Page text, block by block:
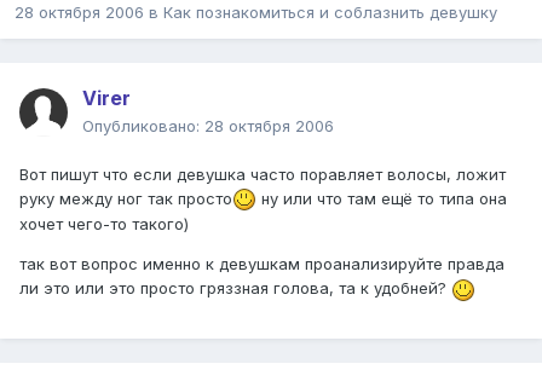
28 октября 2006 в Как познакомиться и соблазнить девушку
Virer
Опубликовано: 28 октября 2006
Вот пишут что если девушка часто поравляет волосы, ложит
руку между ног так просто
ну или что там ещё то типа она
хочет чего-то такого)
так вот вопрос именно к девушкам проанализируйте правда
ли это или это просто гряззная голова, та к удобней?